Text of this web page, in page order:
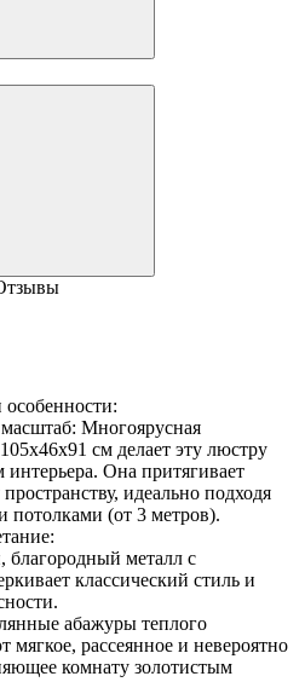
Многоярусная
см делает эту люстру
Она притягивает
идеально подходя
(от 3 метров).
благородный металл с
классический стиль и
абажуры теплого
мягкое, рассеянное и невероятно
комнату золотистым